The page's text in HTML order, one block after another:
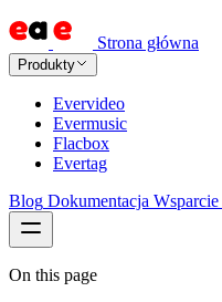
Strona główna
Produkty
Evervideo
Evermusic
Flacbox
Evertag
Blog Dokumentacja Wsparcie
On this page